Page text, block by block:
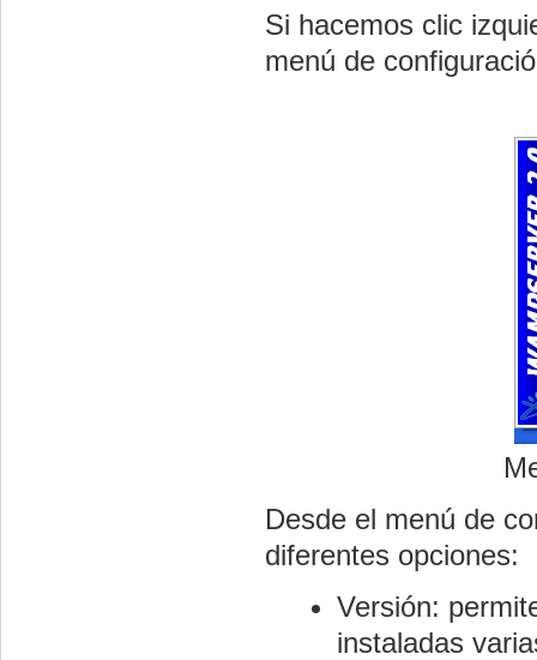
Si hacemos clic
menú de
Desde el menú de
diferentes opciones:
Versión:
instaladas